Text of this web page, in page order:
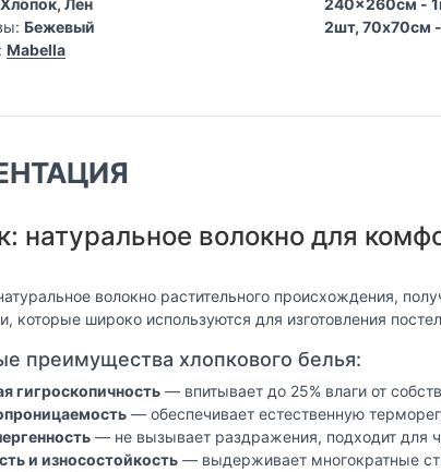
Хлопок, Лен
Бежевый
Mabella
240x260см -
2шт, 70x70см
натуральное волокно для
волокно растительного происхождения,
которые широко используются для изготовления
преимущества хлопкового белья:
гигроскопичность — впитывает до 25% влаги от
— обеспечивает естественную
— не вызывает раздражения, подходит для
и износостойкость — выдерживает многократные